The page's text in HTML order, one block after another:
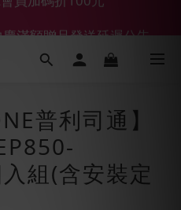
購限定】優惠搭車金
普利司通】
組(含安裝定